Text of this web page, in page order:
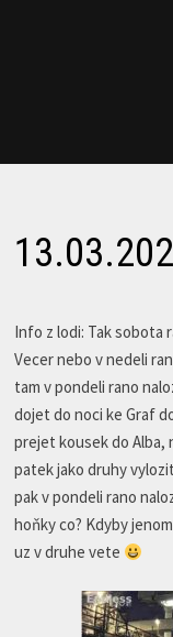
Info z lodi: Tak sobota
Vecer nebo v nedeli
tam v pondeli rano
dojet do noci ke Graf
prejet kousek do Alba,
patek jako druhy
pak v pondeli rano
hoňky co? Kdyby
uz v druhe vete